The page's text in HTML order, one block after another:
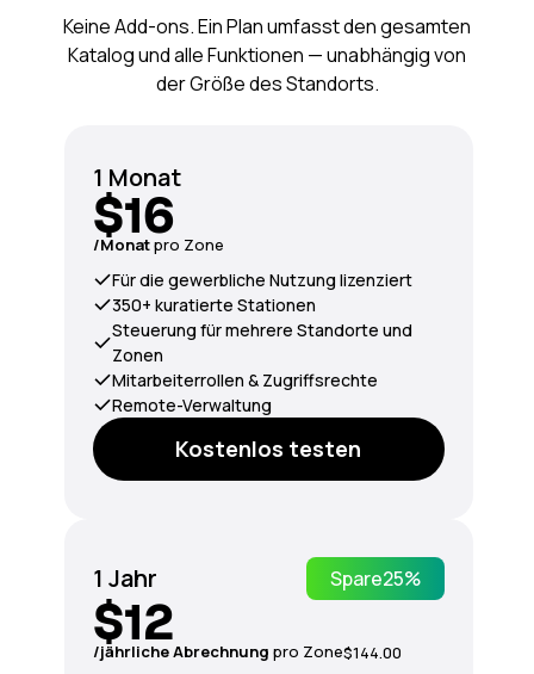
1 Monat
$16
/Monatpro Zone
Für die gewerbliche Nutzung lizenziert
350+ kuratierte Stationen
Steuerung für mehrere Standorte und
Zonen
Mitarbeiterrollen & Zugriffsrechte
Remote-Verwaltung
Kostenlos testen
1 Jahr Spare25%
$12
/jährliche Abrechnung pro Zone$144.00
Keine Add-ons. Ein Plan umfasst den gesamten
Katalog und alle Funktionen — unabhängig von
der Größe des Standorts.